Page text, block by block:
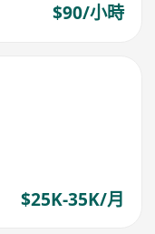
$90/小時
$25K-35K/月